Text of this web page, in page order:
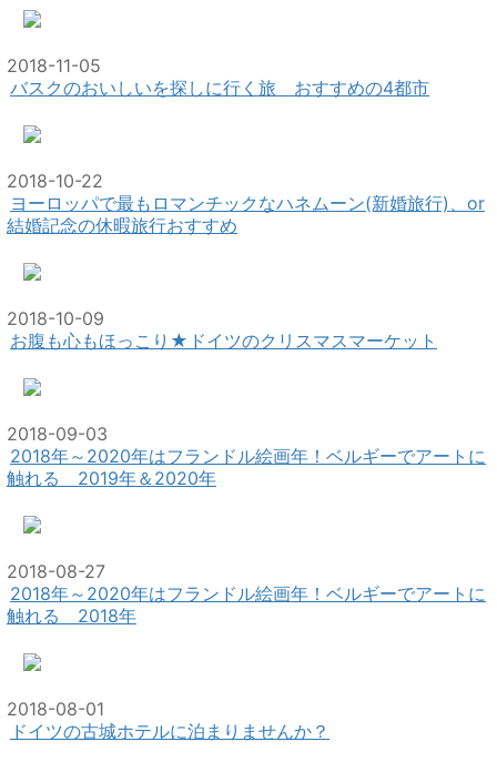
2018-11-05
バスクのおいしいを探しに行く旅 おすすめの4都市
2018-10-22
ヨーロッパで最もロマンチックなハネムーン(新婚旅行)、or
結婚記念の休暇旅行おすすめ
2018-10-09
お腹も心もほっこり★ドイツのクリスマスマーケット
2018-09-03
2018年～2020年はフランドル絵画年！ベルギーでアートに
触れる 2019年＆2020年
2018-08-27
2018年～2020年はフランドル絵画年！ベルギーでアートに
触れる 2018年
2018-08-01
ドイツの古城ホテルに泊まりませんか？